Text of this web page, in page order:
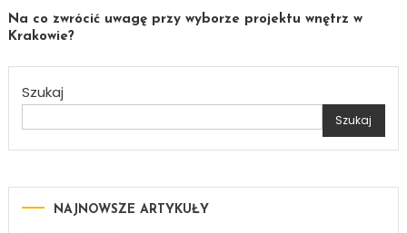
Na co zwrócić uwagę przy wyborze projektu wnętrz w
Krakowie?
Szukaj
Szukaj
NAJNOWSZE ARTYKUŁY